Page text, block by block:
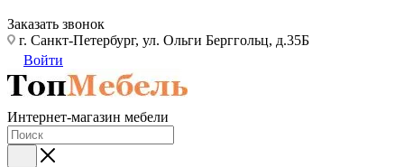
Заказать звонок
г. Санкт-Петербург, ул. Ольги Берггольц, д.35Б
Войти
Интернет-магазин мебели